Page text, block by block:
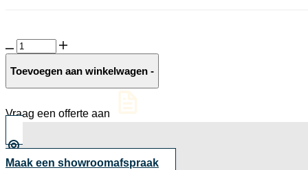
Travertimes
10MM
Beige
Toevoegen aan winkelwagen -
Vraag een offerte aan
Maak een showroomafspraak